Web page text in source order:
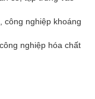
công nghiệp khoáng
nghiệp hóa chất